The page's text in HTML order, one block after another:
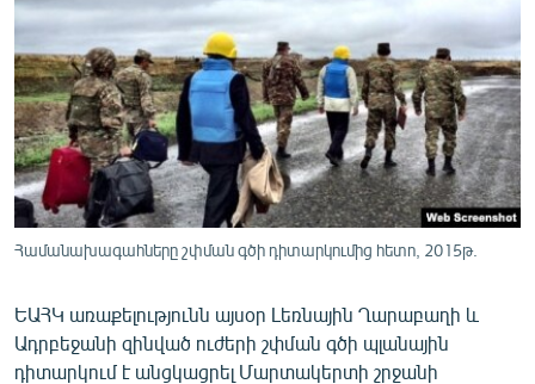
ՊԱՏԵՐԱԶՄԻ 6 ՇԱԲԱԹՆԵՐԸ
ՏԱՐԱԾԱՇՐՋԱՆ
ՄԻՋԱԶԳԱՅԻՆ
ՄՇԱԿՈՒՅԹ
ՍՊՈՐՏ
ՄԵԿՆԱԲԱՆՈՒԹՅՈՒՆ
ԿՈՐՈՆԱՎԻՐՈՒՍ
ԱՐԽԻՎ
Համանախագահները շփման գծի դիտարկումից հետո, 2015թ.
ԵԱՀԿ առաքելությունն այսօր Լեռնային Ղարաբաղի և
Ադրբեջանի զինված ուժերի շփման գծի պլանային
դիտարկում է անցկացրել Մարտակերտի շրջանի